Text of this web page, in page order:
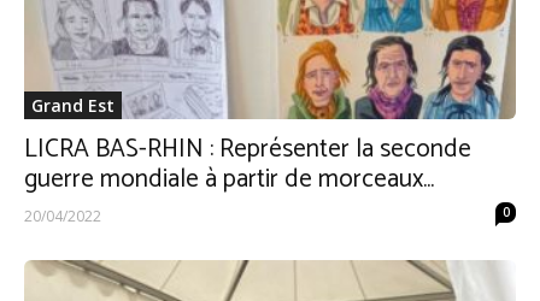
Grand Est
LICRA BAS-RHIN : Représenter la seconde
guerre mondiale à partir de morceaux...
20/04/2022 0